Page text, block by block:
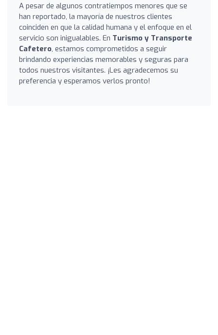
A pesar de algunos contratiempos menores que se
han reportado, la mayoría de nuestros clientes
coinciden en que la calidad humana y el enfoque en el
servicio son inigualables. En Turismo y Transporte
Cafetero, estamos comprometidos a seguir
brindando experiencias memorables y seguras para
todos nuestros visitantes. ¡Les agradecemos su
preferencia y esperamos verlos pronto!